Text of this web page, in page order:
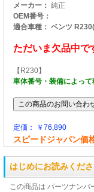
メーカー： 純正
OEM番号：
適合車種： ベンツ
ただいま欠品中で
【R230】
車体番号・装備によって
定価： ￥76,890
スピードジャパン価
はじめにお読みくだ
この商品は パーツナンバ